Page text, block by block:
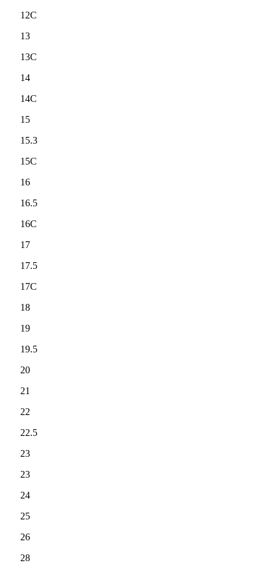
12C
13
13C
14
14C
15
15.3
15C
16
16.5
16C
17
17.5
17C
18
19
19.5
20
21
22
22.5
23
23
24
25
26
28